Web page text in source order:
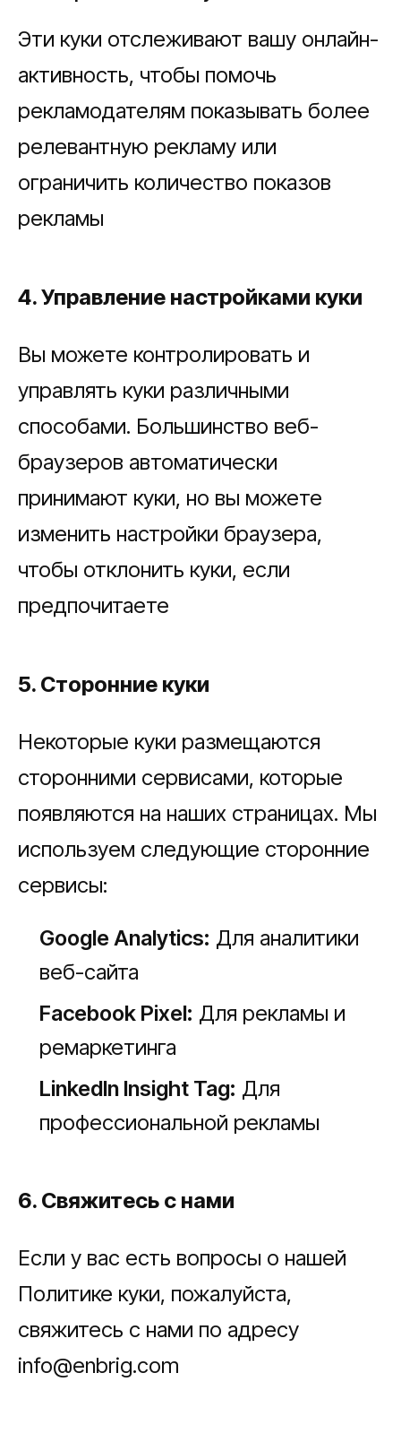
Эти куки отслеживают вашу онлайн-
активность, чтобы помочь
рекламодателям показывать более
релевантную рекламу или
ограничить количество показов
рекламы
4. Управление настройками куки
Вы можете контролировать и
управлять куки различными
способами. Большинство веб-
браузеров автоматически
принимают куки, но вы можете
изменить настройки браузера,
чтобы отклонить куки, если
предпочитаете
5. Сторонние куки
Некоторые куки размещаются
сторонними сервисами, которые
появляются на наших страницах. Мы
используем следующие сторонние
сервисы:
Google Analytics: Для аналитики
веб-сайта
Facebook Pixel: Для рекламы и
ремаркетинга
LinkedIn Insight Tag: Для
профессиональной рекламы
6. Свяжитесь с нами
Если у вас есть вопросы о нашей
Политике куки, пожалуйста,
свяжитесь с нами по адресу
info@enbrig.com